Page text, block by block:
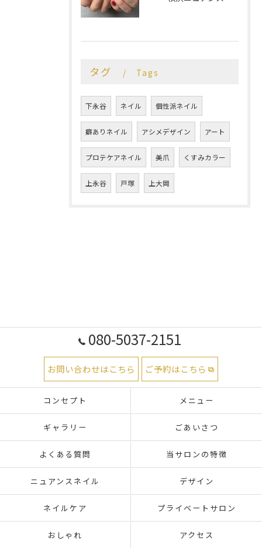
タグ Tags
下永谷 ネイル 個性派ネイル
癖ありネイル アシメデザイン アート
プロテケアネイル 美爪 くすみカラー
上永谷 戸塚 上大岡
080-5037-2151
お問い合わせはこちら ご予約はこちら
コンセプト メニュー
ギャラリー ごあいさつ
よくある質問 当サロンの特徴
ニュアンスネイル デザイン
ネイルケア プライベートサロン
おしゃれ アクセス